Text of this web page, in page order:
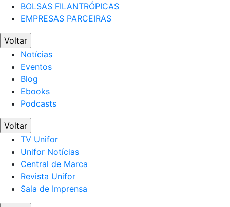
BOLSAS FILANTRÓPICAS
EMPRESAS PARCEIRAS
Voltar
Notícias
Eventos
Blog
Ebooks
Podcasts
Voltar
TV Unifor
Unifor Notícias
Central de Marca
Revista Unifor
Sala de Imprensa